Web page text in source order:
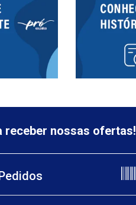
receber nossas ofertas!